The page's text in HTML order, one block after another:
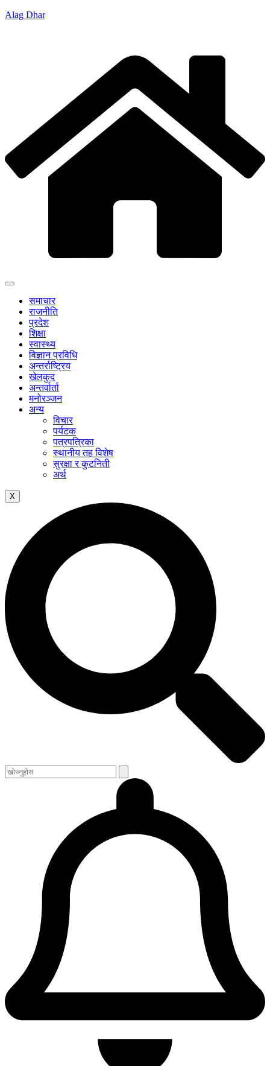
Alag Dhar
समाचार
राजनीति
प्रदेश
शिक्षा
स्वास्थ्य
विज्ञान प्रविधि
अन्तर्राष्ट्रिय
खेलकुद
अन्तर्वार्ता
मनोरञ्जन
अन्य
विचार
पर्यटक
पत्रपत्रिका
स्थानीय तह विशेष
सुरक्षा र कुटनिती
अर्थ
X